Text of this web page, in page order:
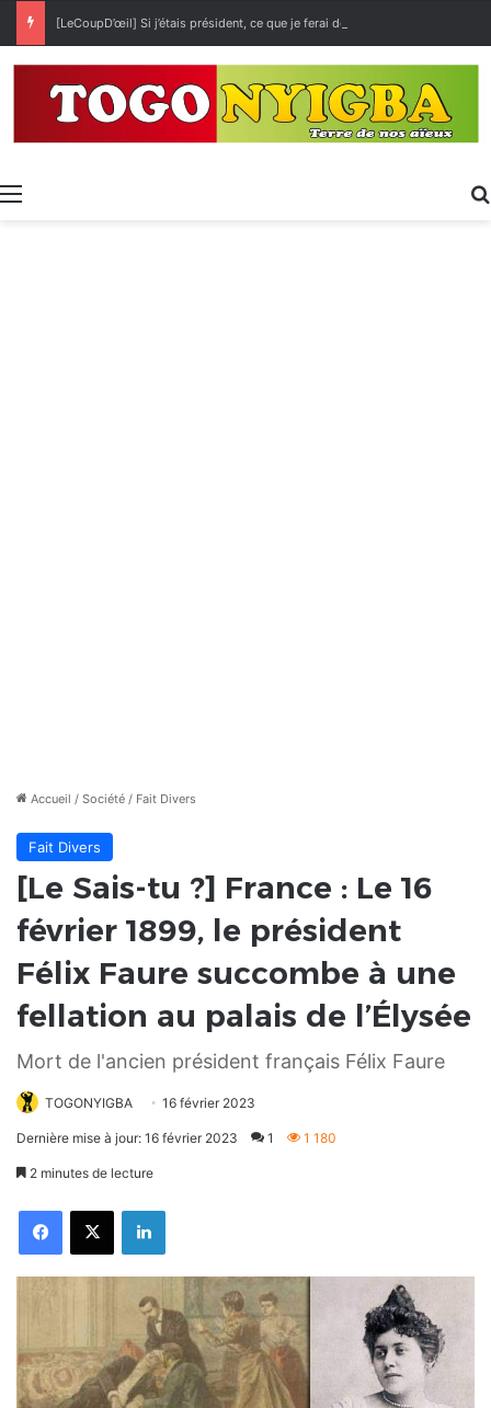
[LeCoupD’œil] Si j’étais président, ce que je ferai des « Évalas »
Menu
Accueil / Société / Fait Divers
Fait Divers
[Le Sais-tu ?] France : Le 16
février 1899, le président
Félix Faure succombe à une
fellation au palais de l’Élysée
Mort de l'ancien président français Félix Faure
TOGONYIGBA 16 février 2023
Dernière mise à jour: 16 février 2023 1 1 180
2 minutes de lecture
FacebookX Linkedin